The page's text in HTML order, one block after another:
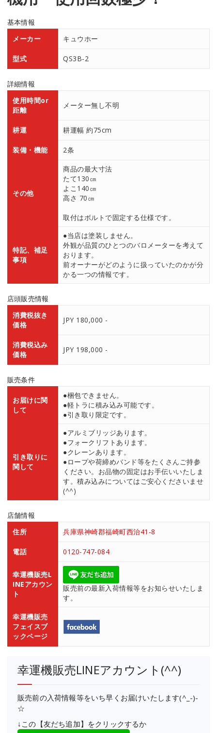
基本情報
メーカー
キュウホー
型式 QS3B-2
詳細情報
使用時間or
距離
メーター無し不明
耕運 耕運幅 約75cm
装備・機能 2条
その他
商品の最大寸法
たて130㎝
よこ140㎝
高さ 70㎝
取付はボルトで固定する仕様です。
特記、補足
事項
●当店は塗装しません。
外観が品質のひとつのバロメーターを考えて
おります。
前オーナーがどのように扱っていたのかが分
かる一つの情報です。
店頭販売情報
消費税抜き
価格
JPY 180,000 -
消費税込み
価格
JPY 198,000 -
販売条件
お届けに関
して
●梱包できません。
●軽トラに積み込み可能です。
●引き取り限定です。
引き取りに
関して
●アルミブリッジあります。
●フォークリフトあります。
●クレーンあります。
●ロープや荷締めバンド等をたくさんご持参
ください。お品物の固定はお手伝いいたしま
す。積み込みについてはご安心くださいませ
(^^)
店舗情報
住所
兵庫県神崎郡福崎町西治41-8
電話 0120-747-084
幸運機販売L
INEアカウン
ト
販売前の最新入荷情報等をお知らせいたしま
す。
幸運機販売
フェイスブ
ックページ
幸運機販売LINEアカウント(^^)
販売前の入荷情報等をいち早くお届けいたします(^_-)-
☆
↓この【友だち追加】をクリックするか